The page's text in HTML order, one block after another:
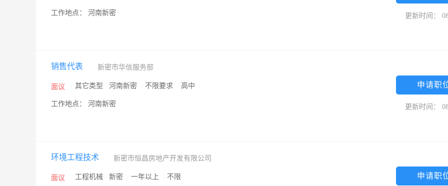
工作地点： 河南新密 更新时间：
销售代表 新密市华信服务部
面议 其它类型 河南新密 不限要求 高中
工作地点： 河南新密
申请职
更新时间：
环境工程技术 新密市恒昌房地产开发有限公司
面议 工程机械 新密 一年以上 不限 申请职